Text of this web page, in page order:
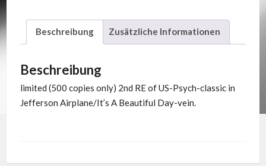
Beschreibung Zusätzliche Informationen
Beschreibung
limited (500 copies only) 2nd RE of US-Psych-classic in
Jefferson Airplane/It’s A Beautiful Day-vein.